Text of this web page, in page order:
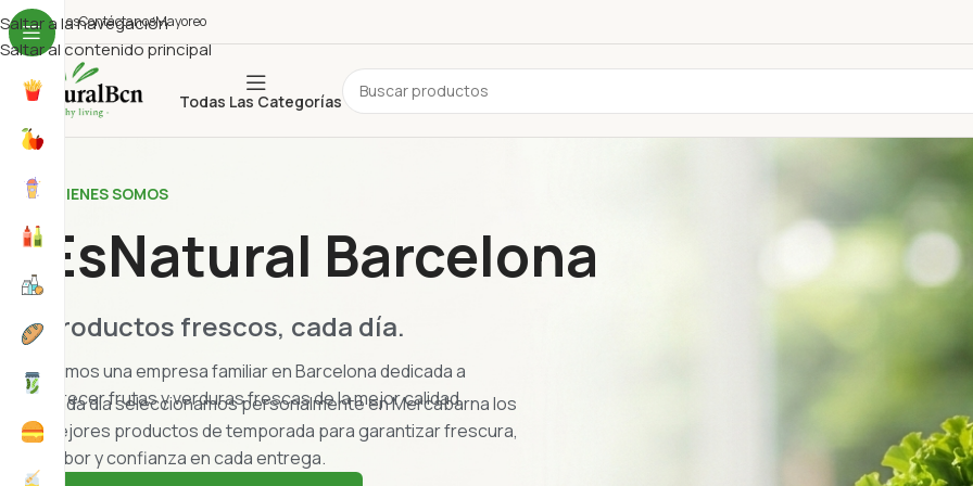
Saltar a la navegación
Saltar al contenido principal
SomosContáctanosMayoreo
Todas Las Categorías
QUIENES SOMOS
EsNatural Barcelona
Productos frescos, cada día.
Somos una empresa familiar en Barcelona dedicada a
ofrecer frutas y verduras frescas de la mejor calidad.
Cada dia seleccionamos personalmente en Mercabarna los
mejores productos de temporada para garantizar frescura,
sabor y confianza en cada entrega.